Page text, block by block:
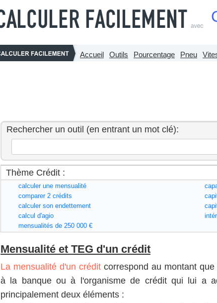
Accueil Outils Pourcentage Pneu
Rechercher un outil (en entrant un mot clé):
Thème Crédit :
calculer une mensualité
comparer 2 crédits
calculer son endettement
calcul d'agio
mensualités de 250 000 €
Mensualité et TEG d'un crédit
La mensualité d'un crédit correspond au montant
à la banque ou à l'organisme de crédit qui lui a
principalement deux éléments :